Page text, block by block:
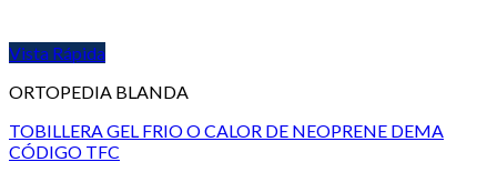
Vista Rápida
ORTOPEDIA BLANDA
TOBILLERA GEL FRIO O CALOR DE NEOPRENE DEMA
CÓDIGO TFC